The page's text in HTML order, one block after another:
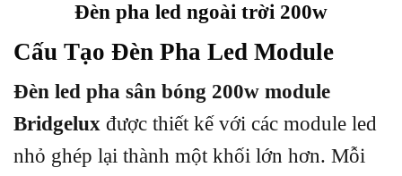
Đèn pha led ngoài trời 200w
Cấu Tạo Đèn Pha Led Module
Đèn led pha sân bóng 200w module
Bridgelux được thiết kế với các module led
nhỏ ghép lại thành một khối lớn hơn. Mỗi